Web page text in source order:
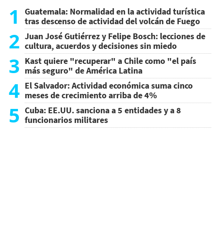
1
Guatemala: Normalidad en la actividad turística
tras descenso de actividad del volcán de Fuego
2 Juan José Gutiérrez y Felipe Bosch: lecciones de
cultura, acuerdos y decisiones sin miedo
3 Kast quiere "recuperar" a Chile como "el país
más seguro" de América Latina
4 El Salvador: Actividad económica suma cinco
meses de crecimiento arriba de 4%
5 Cuba: EE.UU. sanciona a 5 entidades y a 8
funcionarios militares